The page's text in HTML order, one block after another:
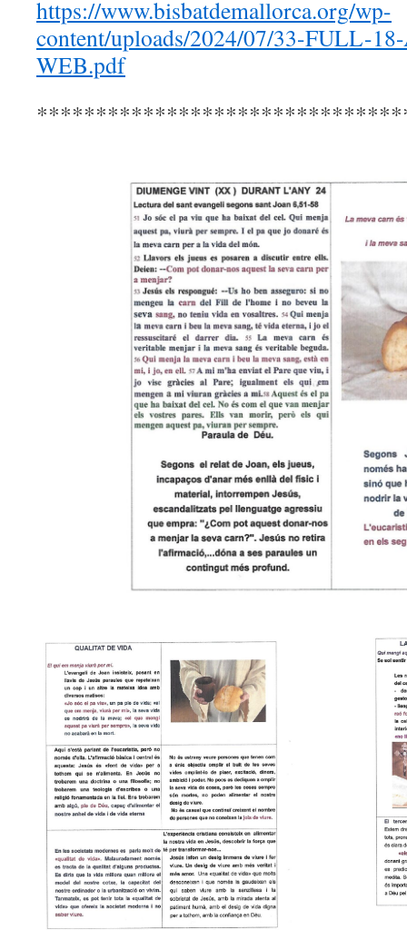
https://www.bisbatdemallorca.org/wp-
content/uploads/2024/07/33-FULL-
WEB.pdf